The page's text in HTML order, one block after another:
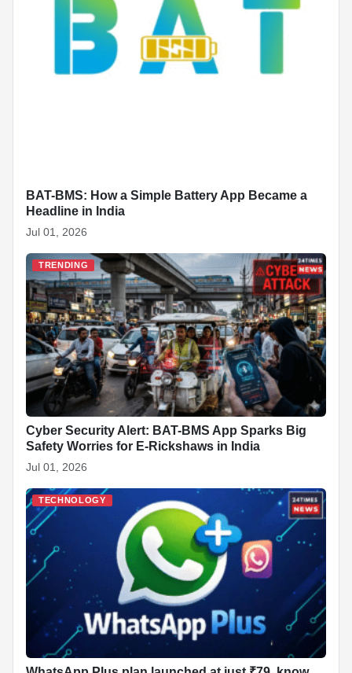
BAT-BMS: How a Simple Battery App Became a
Headline in India
Jul 01, 2026
TRENDING
Cyber Security Alert: BAT-BMS App Sparks Big
Safety Worries for E-Rickshaws in India
Jul 01, 2026
TECHNOLOGY